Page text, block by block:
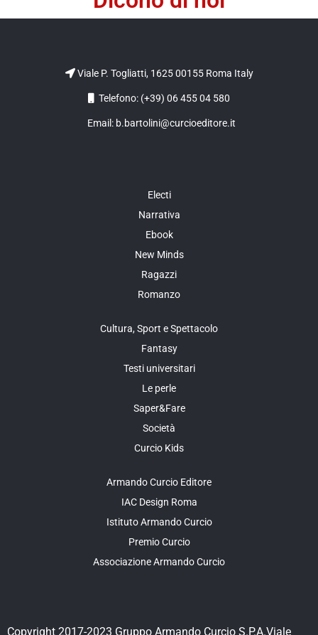
Viale P. Togliatti, 1625 00155 Roma Italy
Telefono: (+39) 06 455 04 580
Email: b.bartolini@curcioeditore.it
Electi
Narrativa
Ebook
New Minds
Ragazzi
Romanzo
Cultura, Sport e Spettacolo
Fantasy
Testi universitari
Le perle
Saper&Fare
Società
Curcio Kids
Armando Curcio Editore
IAC Design Roma
Istituto Armando Curcio
Premio Curcio
Associazione Armando Curcio
Copyright 2017-2023 Gruppo Armando Curcio S.P.A.Viale